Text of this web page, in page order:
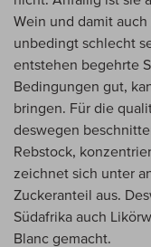
Wein und damit
unbedingt schlecht
entstehen begehrte
Bedingungen gut,
bringen. Für die
deswegen
Rebstock,
zeichnet sich unter
Zuckeranteil aus.
Südafrika auch
Blanc gemacht.